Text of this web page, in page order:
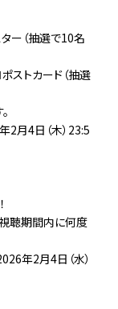
ー（抽選で10名
ストカード（抽選
2月4日（木）23:5
聴期間内に何度
年2月4日（水）